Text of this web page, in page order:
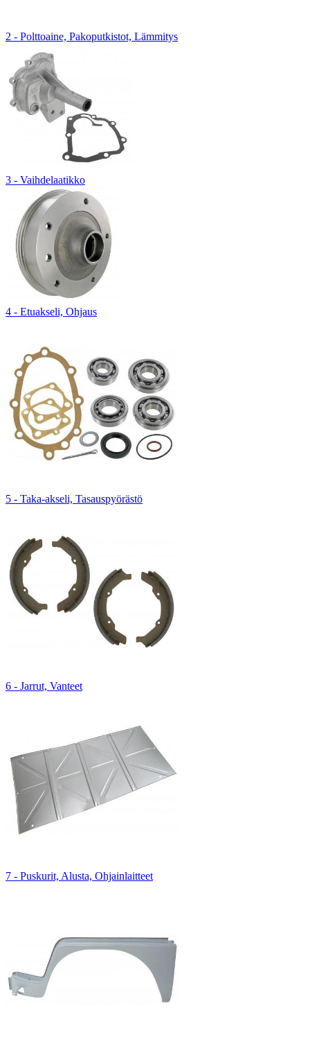
2 - Polttoaine, Pakoputkistot, Lämmitys
3 - Vaihdelaatikko
4 - Etuakseli, Ohjaus
5 - Taka-akseli, Tasauspyörästö
6 - Jarrut, Vanteet
7 - Puskurit, Alusta, Ohjainlaitteet